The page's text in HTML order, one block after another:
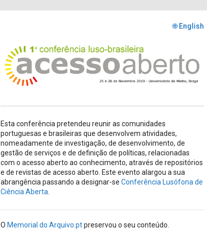
🌐 English
Esta conferência pretendeu reunir as comunidades
portuguesas e brasileiras que desenvolvem atividades,
nomeadamente de investigação, de desenvolvimento, de
gestão de serviços e de definição de políticas, relacionadas
com o acesso aberto ao conhecimento, através de repositórios
e de revistas de acesso aberto. Este evento alargou a sua
abrangência passando a designar-se Conferência Lusófona de
Ciência Aberta
O Memorial do Arquivo.ptpreservou o seu conteúdo.